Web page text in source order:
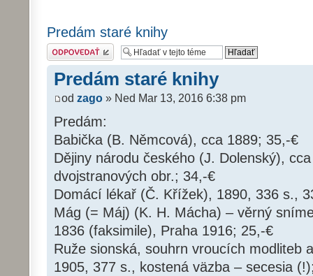
Predám staré knihy
Odoslať odpoveď
Predám staré knihy
od zago » Ned Mar 13, 2016 6:38 pm
Predám:
Babička (B. Němcová), cca 1889; 35,-€
Dějiny národu českého (J. Dolenský),
dvojstranových obr.; 34,-€
Domácí lékař (Č. Křížek), 1890, 336 s.,
Mág (= Máj) (K. H. Mácha) – věrný
1836 (faksimile), Praha 1916; 25,-€
Ruže sionská, souhrn vroucích modliteb
1905, 377 s., kostená väzba – secesia